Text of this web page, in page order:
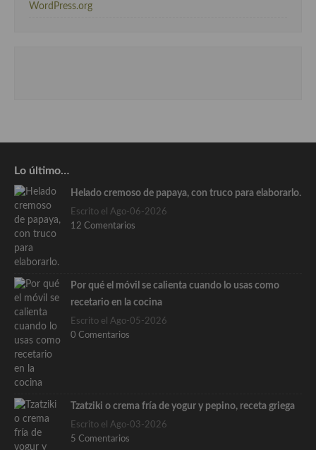
WordPress.org
Lo último…
Helado cremoso de papaya, con truco para elaborarlo.
Escrito el Ago-06-2026
12 Comentarios
Por qué el móvil se calienta cuando lo usas como
recetario en la cocina
Escrito el Ago-05-2026
0 Comentarios
Tzatziki o crema fría de yogur y pepino, receta griega
Escrito el Ago-03-2026
5 Comentarios